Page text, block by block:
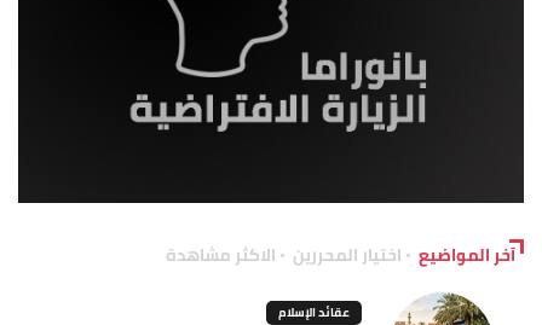
آخر المواضيع اختيار المحررين الاكثر مشاهدة
عقائد الإسلام